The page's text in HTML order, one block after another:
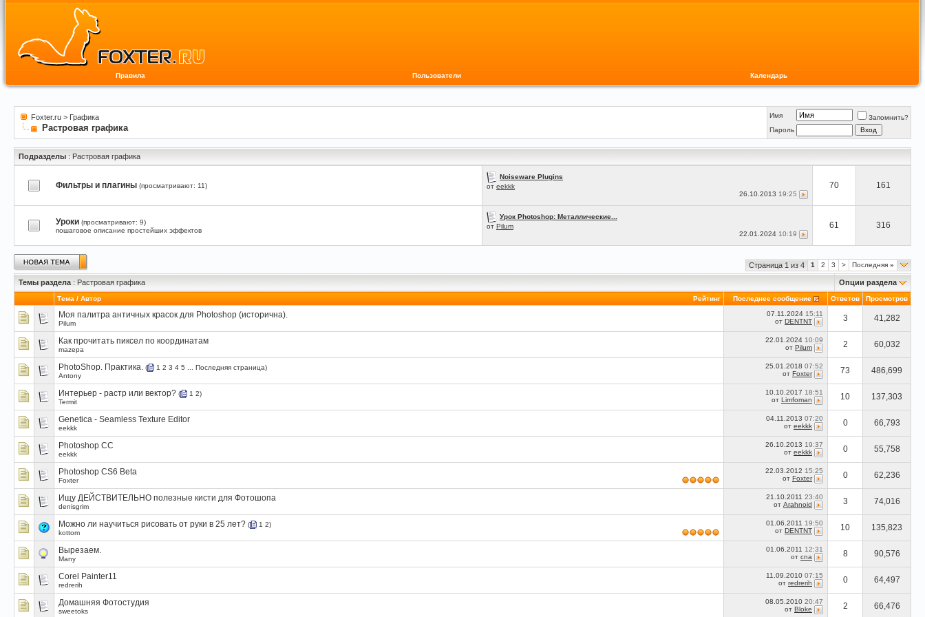
Правила Пользователи Календарь
Foxter.ru > Графика
Растровая графика
Имя
Запомнить?
Пароль
Подразделы : Растровая графика
Фильтры и плагины (просматривают: 11)
Noiseware Plugins
от eekkk
26.10.2013 19:25
70 161
Уроки (просматривают: 9)
пошаговое описание простейших эффектов
Урок Photoshop: Металлические...
от Pilum
22.01.2024 10:19
61 316
Страница 1 из 4 1 2 3 > Последняя »
Темы раздела : Растровая графика Опции раздела
Рейтинг
Тема / Автор Последнее сообщение Ответов Просмотров
Моя палитра античных красок для Photoshop (исторична).
Pilum
07.11.2024 15:11
от DENTNT 3 41,282
Как прочитать пиксел по координатам
mazepa
22.01.2024 10:09
от Pilum 2 60,032
PhotoShop. Практика. ( 1 2 3 4 5 Последняя страница)
Antony
25.01.2018 07:52
от Foxter 73 486,699
Интерьер - растр или вектор? ( 1 2)
Termit
10.10.2017 18:51
от Limfoman 10 137,303
Genetica - Seamless Texture Editor
eekkk
04.11.2013 07:20
от eekkk 0 66,793
Photoshop CC
eekkk
26.10.2013 19:37
от eekkk 0 55,758
Photoshop CS6 Beta
Foxter
22.03.2012 15:25
от Foxter 0 62,236
Ищу ДЕЙСТВИТЕЛЬНО полезные кисти для Фотошопа
denisgrim
21.10.2011 23:40
от Arahnoid 3 74,016
Можно ли научиться рисовать от руки в 25 лет? ( 1 2)
kottom
01.06.2011 19:50
от DENTNT 10 135,823
Вырезаем.
Many
01.06.2011 12:31
от cna 8 90,576
Corel Painter11
redrerih
11.09.2010 07:15
от redrerih 0 64,497
Домашняя Фотостудия
sweetoks
08.05.2010 20:47
от Bloke 2 66,476